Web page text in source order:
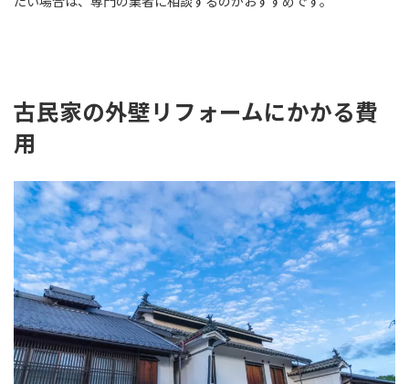
古民家の外壁リフォームにかかる費
用